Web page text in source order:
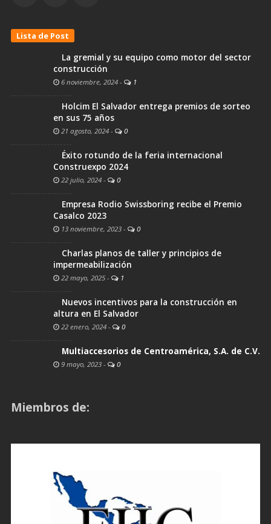
Lista de Post
La gremial y su equipo como motor del sector
construcción
6 noviembre, 2024 - 1
Holcim El Salvador entrega premios de sorteo
en sus 75 años
21 agosto, 2024 - 0
Éxito rotundo de la feria internacional
Construexpo 2024
22 julio, 2024 - 0
Empresa Rodio Swissboring recibe el Premio
Casalco 2023
13 noviembre, 2023 - 0
Charlas planos de taller y principios de
impermeabilización
22 mayo, 2025 - 1
Nuevos incentivos para la construcción en
altura en El Salvador
22 enero, 2024 - 0
Multiaccesorios de Centroamérica, S.A. de C.V.
9 mayo, 2023 - 0
Miembros de: